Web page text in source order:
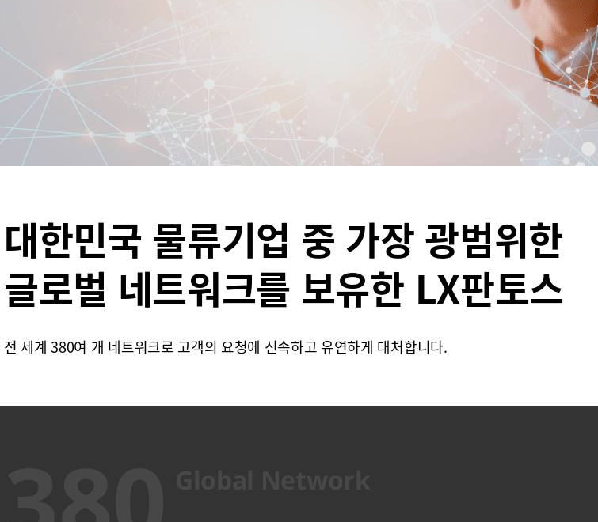
대한민국 물류기업 중 가장 광범위한
글로벌 네트워크를 보유한 LX판토스
전 세계 380여 개 네트워크로 고객의 요청에 신속하고 유연하게 대처합니다.